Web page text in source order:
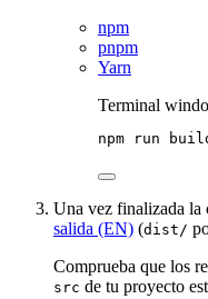
npm
pnpm
Yarn
Terminal
npm run
Una vez finalizada la
salida (EN) (dist/
Comprueba que los
src de tu proyecto